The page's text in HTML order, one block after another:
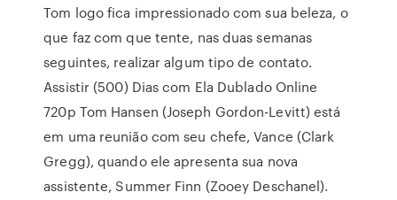
Tom logo fica impressionado com sua beleza, o
que faz com que tente, nas duas semanas
seguintes, realizar algum tipo de contato.
Assistir (500) Dias com Ela Dublado Online
720p Tom Hansen (Joseph Gordon-Levitt) está
em uma reunião com seu chefe, Vance (Clark
Gregg), quando ele apresenta sua nova
assistente, Summer Finn (Zooey Deschanel).